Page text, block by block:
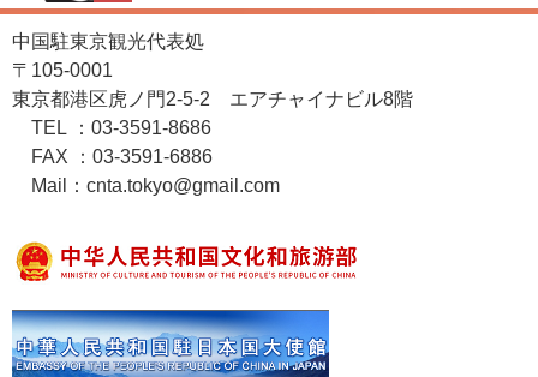
中国駐東京観光代表処
〒105-0001
東京都港区虎ノ門2-5-2 エアチャイナビル8階
TEL ：03-3591-8686
FAX ：03-3591-6886
Mail：cnta.tokyo@gmail.com